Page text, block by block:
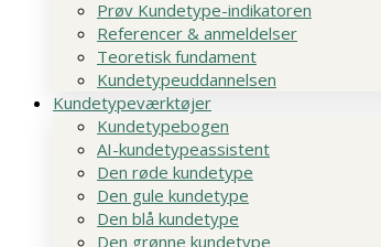
Prøv Kundetype-indikatoren
Referencer & anmeldelser
Teoretisk fundament
Kundetypeuddannelsen
Kundetypeværktøjer
Kundetypebogen
AI-kundetypeassistent
Den røde kundetype
Den gule kundetype
Den blå kundetype
Den grønne kundetype